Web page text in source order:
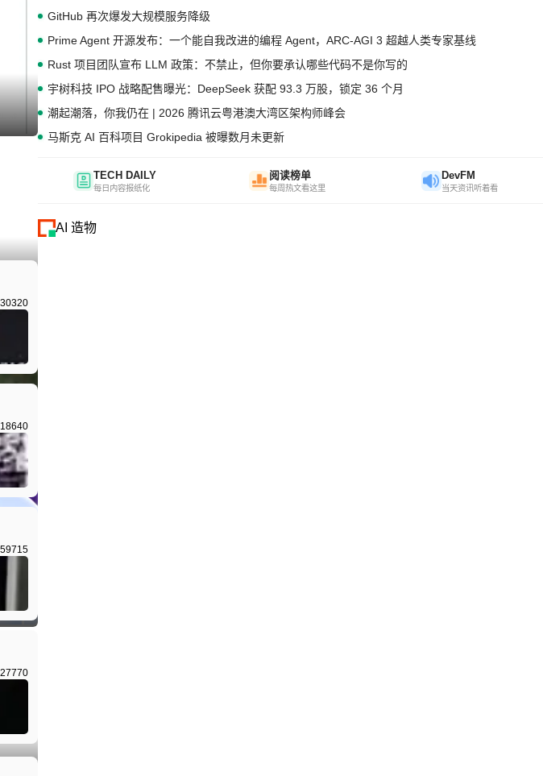
GitHub 再次爆发大规模服务降级
Prime Agent 开源发布：一个能自我改进的编程 Agent，ARC-AGI 3 超越人类专家基线
Rust 项目团队宣布 LLM 政策：不禁止，但你要承认哪些代码不是你写的
宇树科技 IPO 战略配售曝光：DeepSeek 获配 93.3 万股，锁定 36 个月
潮起潮落，你我仍在 | 2026 腾讯云粤港澳大湾区架构师峰会
马斯克 AI 百科项目 Grokipedia 被曝数月未更新
TECH DAILY
每日内容报纸化
阅读榜单
每周热文看这里
DevFM
当天资讯听着看
AI 造物
30320
18640
59715
27770